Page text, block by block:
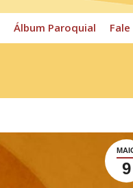
Álbum Paroquial
9